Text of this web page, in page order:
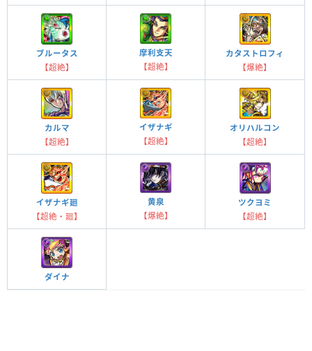
ブルータス
【超絶】
摩利支天
【超絶】
カタストロフィ
【爆絶】
カルマ
【超絶】
イザナギ
【超絶】
オリハルコン
【超絶】
イザナギ廻
【超絶・廻】
黄泉
【爆絶】
ツクヨミ
【超絶】
ダイナ